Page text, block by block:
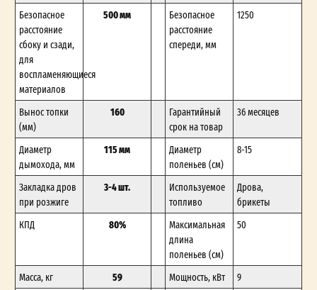
Безопасное
расстояние
сбоку и сзади,
для
воспламеняющиеся
материалов
500 мм
Безопасное
расстояние
спереди, мм
1250
Вынос топки
(мм)
160
Гарантийный
срок на товар
36 месяцев
Диаметр
дымохода, мм
115 мм
Диаметр
поленьев (см)
8-15
Закладка дров
при розжиге
3-4 шт.
Используемое
топливо
Дрова,
брикеты
КПД
80%
Максимальная
длина
поленьев (см)
50
Масса, кг 59 Мощность, кВт 9